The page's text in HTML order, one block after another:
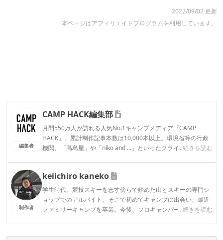
2022/09/02 更新
本ページはアフィリエイトプログラムを利用しています。
編集者
CAMP HACK編集部
月間550万人が訪れる人気No.1キャンプメディア『CAMP
HACK』。累計制作記事本数は10,000本以上。環境省等の行政
機関、「髙島屋」や「niko and ...」といったクライアントとの
...続きを読む
CAMP HACK編集部のプロフィール
制作者
keiichiro kaneko
学生時代、競技スキーを志す傍らで始めた山とスキーの専門シ
ョップでのアルバイト。そこで初めてキャンプに出会い、最近
ファミリーキャンプを卒業。今後、ソロキャンパーを目指す焚
...続きを読む